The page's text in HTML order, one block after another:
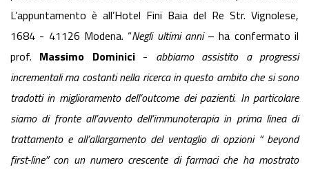
L’appuntamento è all’Hotel Fini Baia del Re Str. Vignolese,
1684 - 41126 Modena. “Negli ultimi anni– ha confermato il
prof. Massimo Dominici- abbiamo assistito a progressi
incrementali ma costanti nella ricerca in questo ambito che si sono
tradotti in miglioramento dell’outcome dei pazienti. In particolare
siamo di fronte all’avvento dell’immunoterapia in prima linea di
trattamento e all’allargamento del ventaglio di opzioni “ beyond
first-line” con un numero crescente di farmaci che ha mostrato